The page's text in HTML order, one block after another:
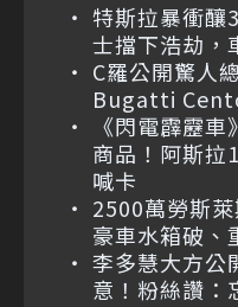
特斯拉暴衝釀
士擋下浩劫，
C羅公開驚人
Bugatti
《閃電霹靂
商品！阿斯拉
喊卡
2500萬勞斯萊
豪車水箱破、
李多慧大方公
意！粉絲讚：